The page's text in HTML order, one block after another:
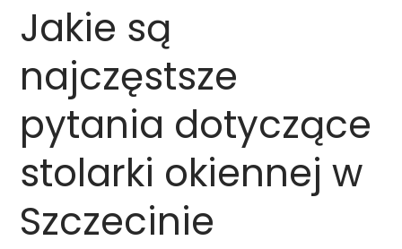
Jakie są
najczęstsze
pytania dotyczące
stolarki okiennej w
Szczecinie